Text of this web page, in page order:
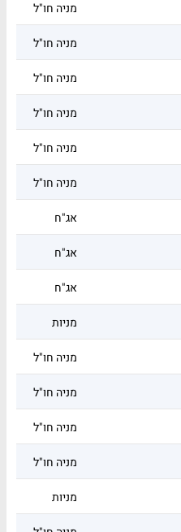
מניה חו"ל
מניה חו"ל
מניה חו"ל
מניה חו"ל
מניה חו"ל
מניה חו"ל
אג"ח
אג"ח
אג"ח
מניות
מניה חו"ל
מניה חו"ל
מניה חו"ל
מניה חו"ל
מניות